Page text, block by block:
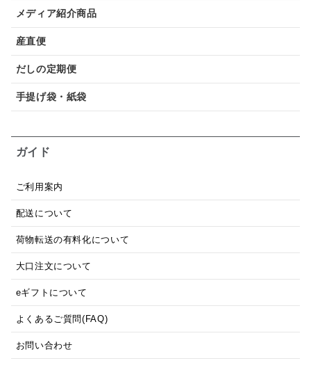
メディア紹介商品
産直便
だしの定期便
手提げ袋・紙袋
ガイド
ご利用案内
配送について
荷物転送の有料化について
大口注文について
eギフトについて
よくあるご質問(FAQ)
お問い合わせ